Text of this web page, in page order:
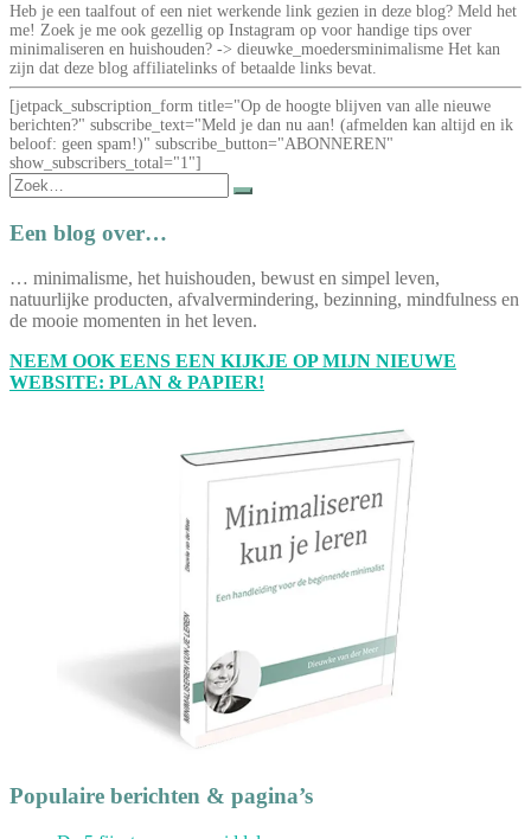
Heb je een taalfout of een niet werkende link gezien in deze blog? Meld het
me! Zoek je me ook gezellig op Instagram op voor handige tips over
minimaliseren en huishouden? -> dieuwke_moedersminimalisme Het kan
zijn dat deze blog affiliatelinks of betaalde links bevat.
[jetpack_subscription_form title="Op de hoogte blijven van alle nieuwe
berichten?" subscribe_text="Meld je dan nu aan! (afmelden kan altijd en ik
beloof: geen spam!)" subscribe_button="ABONNEREN"
show_subscribers_total="1"]
Zoek
naar:
Een blog over…
… minimalisme, het huishouden, bewust en simpel leven,
natuurlijke producten, afvalvermindering, bezinning, mindfulness en
de mooie momenten in het leven.
NEEM OOK EENS EEN KIJKJE OP MIJN NIEUWE
WEBSITE: PLAN & PAPIER!
Populaire berichten & pagina’s